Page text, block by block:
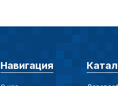
Навигация